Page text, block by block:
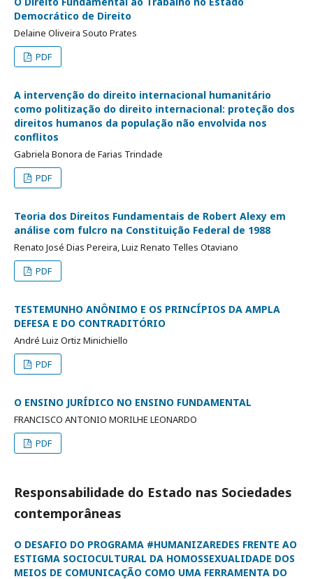
Democrático de Direito
Delaine Oliveira Souto Prates
PDF
A intervenção do direito internacional humanitário
como politização do direito internacional: proteção dos
direitos humanos da população não envolvida nos
conflitos
Gabriela Bonora de Farias Trindade
PDF
Teoria dos Direitos Fundamentais de Robert Alexy em
análise com fulcro na Constituição Federal de 1988
Renato José Dias Pereira, Luiz Renato Telles Otaviano
PDF
TESTEMUNHO ANÔNIMO E OS PRINCÍPIOS DA AMPLA
DEFESA E DO CONTRADITÓRIO
André Luiz Ortiz Minichiello
PDF
O ENSINO JURÍDICO NO ENSINO FUNDAMENTAL
FRANCISCO ANTONIO MORILHE LEONARDO
PDF
Responsabilidade do Estado nas Sociedades
contemporâneas
O DESAFIO DO PROGRAMA #HUMANIZAREDES FRENTE AO
ESTIGMA SOCIOCULTURAL DA HOMOSSEXUALIDADE DOS
MEIOS DE COMUNICAÇÃO COMO UMA FERRAMENTA DO